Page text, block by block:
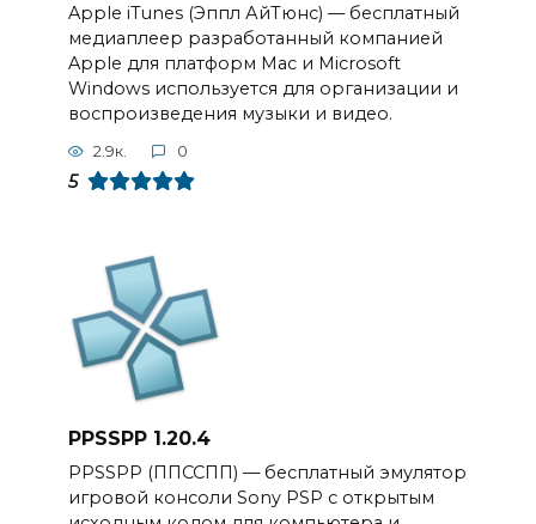
Apple iTunes (Эппл АйТюнс) — бесплатный
медиаплеер разработанный компанией
Apple для платформ Mac и Microsoft
Windows используется для организации и
воспроизведения музыки и видео.
2.9к. 0
5
PPSSPP 1.20.4
PPSSPP (ППССПП) — бесплатный эмулятор
игровой консоли Sony PSP с открытым